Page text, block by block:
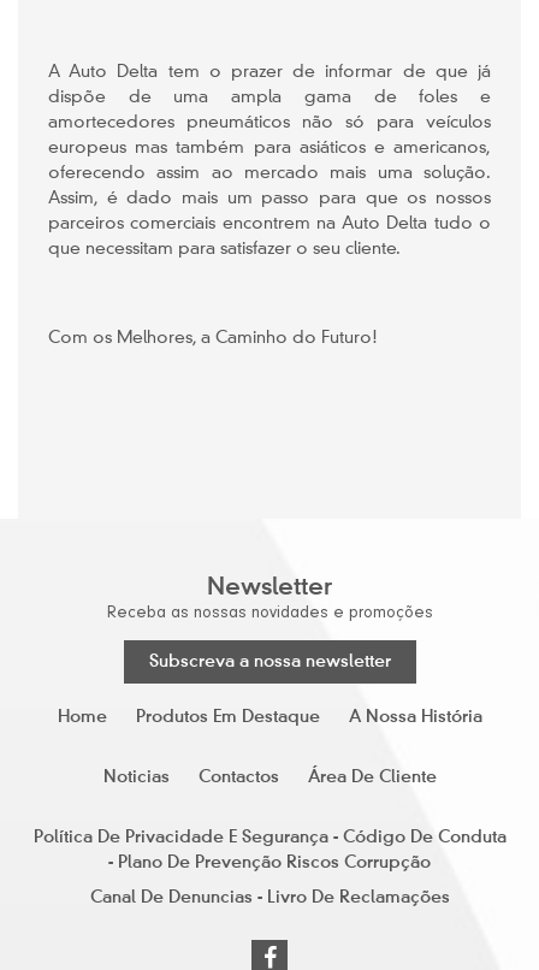
A Auto Delta tem o prazer de informar de que já
dispõe de uma ampla gama de foles e
amortecedores pneumáticos não só para veículos
europeus mas também para asiáticos e americanos,
oferecendo assim ao mercado mais uma solução.
Assim, é dado mais um passo para que os nossos
parceiros comerciais encontrem na Auto Delta tudo o
que necessitam para satisfazer o seu cliente.
Com os Melhores, a Caminho do Futuro!
Newsletter
Receba as nossas novidades e promoções
Subscreva a nossa newsletter
Home Produtos Em Destaque A Nossa História
Noticias Contactos Área De Cliente
Política De Privacidade E Segurança - Código De Conduta
- Plano De Prevenção Riscos Corrupção
Canal De Denuncias - Livro De Reclamações